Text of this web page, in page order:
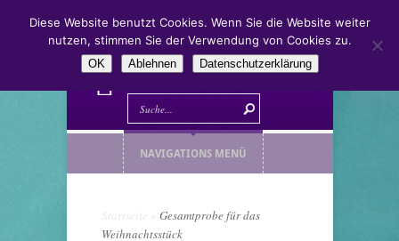
NAVIGATIONS MENÜ
Startseite
Gesamtprobe für das
Weihnachtsstück
Diese Website benutzt Cookies. Wenn Sie die Website weiter
nutzen, stimmen Sie der Verwendung von Cookies zu.
OK Ablehnen Datenschutzerklärung